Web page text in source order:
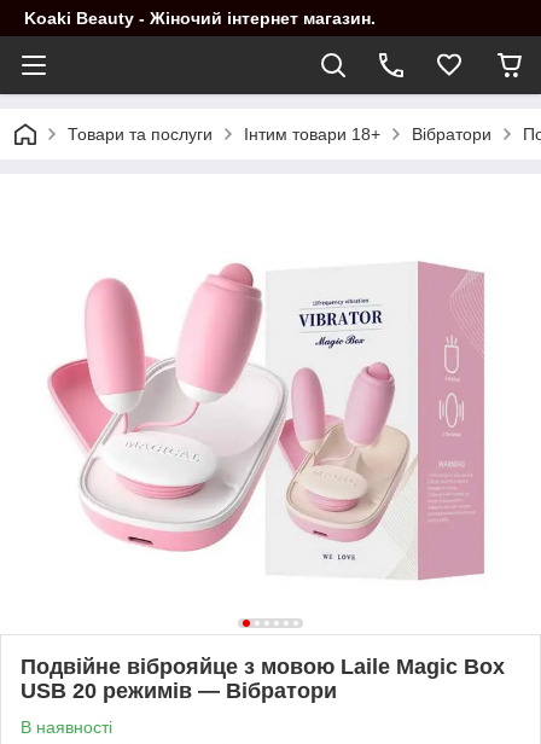
Koaki Beauty - Жіночий інтернет магазин.
Товари та послуги Інтим товари 18+ Вібратори
Подвійне віброяйце з мовою Laile Magic Box
USB 20 режимів — Вібратори
В наявності